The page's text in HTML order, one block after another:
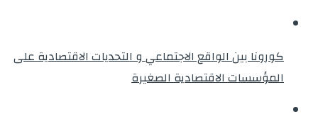
كورونا بين الواقع الاجتماعي و التحديات الاقتصادية على
المؤسسات الاقتصادية الصغيرة